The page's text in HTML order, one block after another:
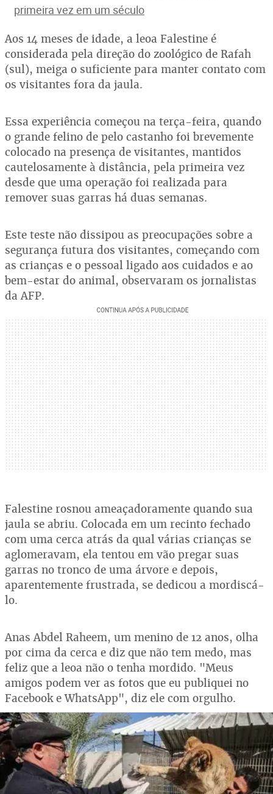
primeira vez em um século
Aos 14 meses de idade, a leoa Falestine é
considerada pela direção do zoológico de Rafah
(sul), meiga o suficiente para manter contato com
os visitantes fora da jaula.
Essa experiência começou na terça-feira, quando
o grande felino de pelo castanho foi brevemente
colocado na presença de visitantes, mantidos
cautelosamente à distância, pela primeira vez
desde que uma operação foi realizada para
remover suas garras há duas semanas.
Este teste não dissipou as preocupações sobre a
segurança futura dos visitantes, começando com
as crianças e o pessoal ligado aos cuidados e ao
bem-estar do animal, observaram os jornalistas
da AFP.
Falestine rosnou ameaçadoramente quando sua
jaula se abriu. Colocada em um recinto fechado
com uma cerca atrás da qual várias crianças se
aglomeravam, ela tentou em vão pregar suas
garras no tronco de uma árvore e depois,
aparentemente frustrada, se dedicou a mordiscá-
lo.
Anas Abdel Raheem, um menino de 12 anos, olha
por cima da cerca e diz que não tem medo, mas
feliz que a leoa não o tenha mordido. "Meus
amigos podem ver as fotos que eu publiquei no
Facebook e WhatsApp", diz ele com orgulho.